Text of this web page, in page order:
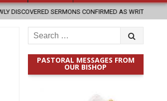
AS WRITTEN BY ST. AUGUSTINE
Search
for:
PASTORAL MESSAGES FROM
OUR BISHOP